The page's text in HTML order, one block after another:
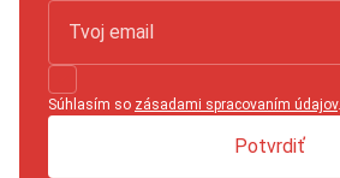
Súhlasím so zásadami spracovaním údajov.
Potvrdiť